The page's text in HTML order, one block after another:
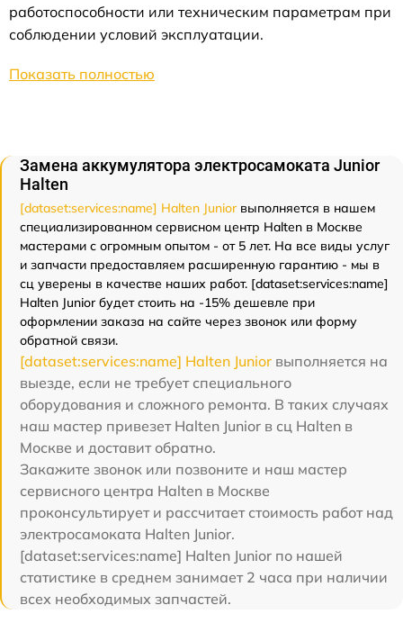
работоспособности или техническим параметрам при
соблюдении условий эксплуатации.
Показать полностью
Замена аккумулятора электросамоката Junior
Halten
[dataset:services:name] Halten Juniorвыполняется в нашем
специализированном сервисном центр Halten в Москве
мастерами с огромным опытом - от 5 лет. На все виды услуг
и запчасти предоставляем расширенную гарантию - мы в
сц уверены в качестве наших работ. [dataset:services:name]
Halten Junior будет стоить на -15% дешевле при
оформлении заказа на сайте через звонок или форму
обратной связи.
[dataset:services:name] Halten Junior выполняется на
выезде, если не требует специального
оборудования и сложного ремонта. В таких случаях
наш мастер привезет Halten Junior в сц Halten в
Москве и доставит обратно.
Закажите звонок или позвоните и наш мастер
сервисного центра Halten в Москве
проконсультирует и рассчитает стоимость работ над
электросамоката Halten Junior.
[dataset:services:name] Halten Junior по нашей
статистике в среднем занимает 2 часа при наличии
всех необходимых запчастей.